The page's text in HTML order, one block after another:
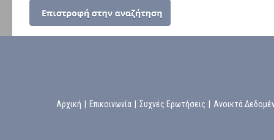
Αρχική Επικοινωνία Συχνές Ερωτήσεις Ανοικτά